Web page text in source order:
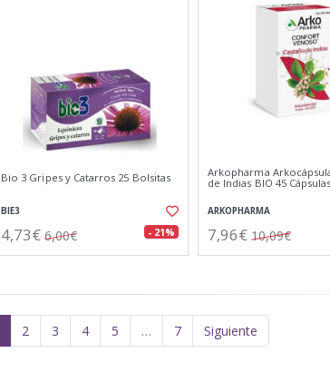
Bio 3 Gripes y Catarros 25 Bolsitas
BIE3
4,73€ 6,00€ - 21%
Arkopharma
de Indias BIO 45 Cápsulas
ARKOPHARMA
7,96€ 10,09€
2 3 4 5 … 7 Siguiente